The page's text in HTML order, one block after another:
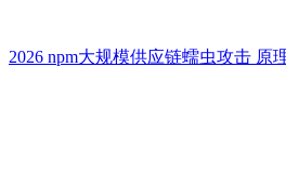
2026 npm大规模供应链蠕虫攻击 原